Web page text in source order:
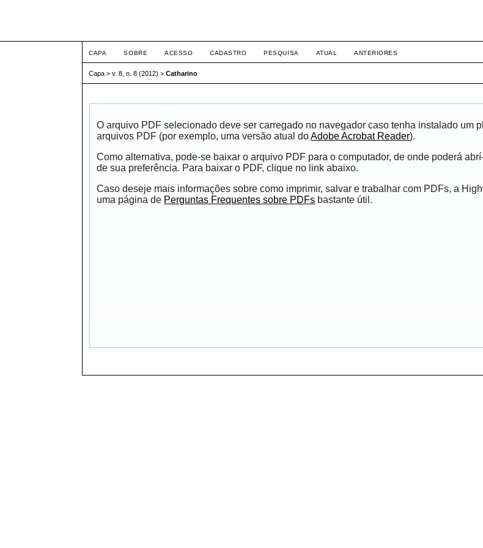
CAPA SOBRE ACESSO CADASTRO PESQUISA ATUAL ANTERIORES
Capa >v. 8, n. 8 (2012) >Catharino
O arquivo PDF selecionado deve ser carregado no navegador caso tenha instalado um
arquivos PDF (por exemplo, uma versão atual doAdobe Acrobat Reader).
Como alternativa, pode-se baixar o arquivo PDF para o computador, de onde poderá
de sua preferência. Para baixar o PDF, clique no link abaixo.
Caso deseje mais informações sobre como imprimir, salvar e trabalhar com PDFs, a
uma página de Perguntas Frequentes sobre PDFs bastante útil.